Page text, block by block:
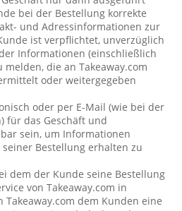
bei der Bestellung korrekte
und Adressinformationen zur
ist verpflichtet, unverzüglich
Informationen (einschließlich
die an Takeaway.com
oder weitergegeben
oder per E-Mail (wie bei der
für das Geschäft und
sein, um Informationen
Bestellung erhalten zu
dem der Kunde seine Bestellung
von Takeaway.com in
dem Kunden eine